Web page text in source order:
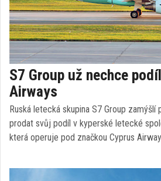
S7 Group už nechce
Airways
Ruská letecká skupina S7 Group zamýšlí
prodat svůj podíl v kyperské letecké
která operuje pod značkou Cyprus